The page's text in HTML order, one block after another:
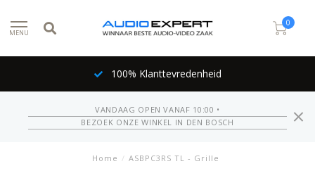
MENU
0
100% Klanttevredenheid
VANDAAG OPEN VANAF 10:00 •
BEZOEK ONZE WINKEL IN DEN BOSCH
Home / ASBPC3RS TL - Grille